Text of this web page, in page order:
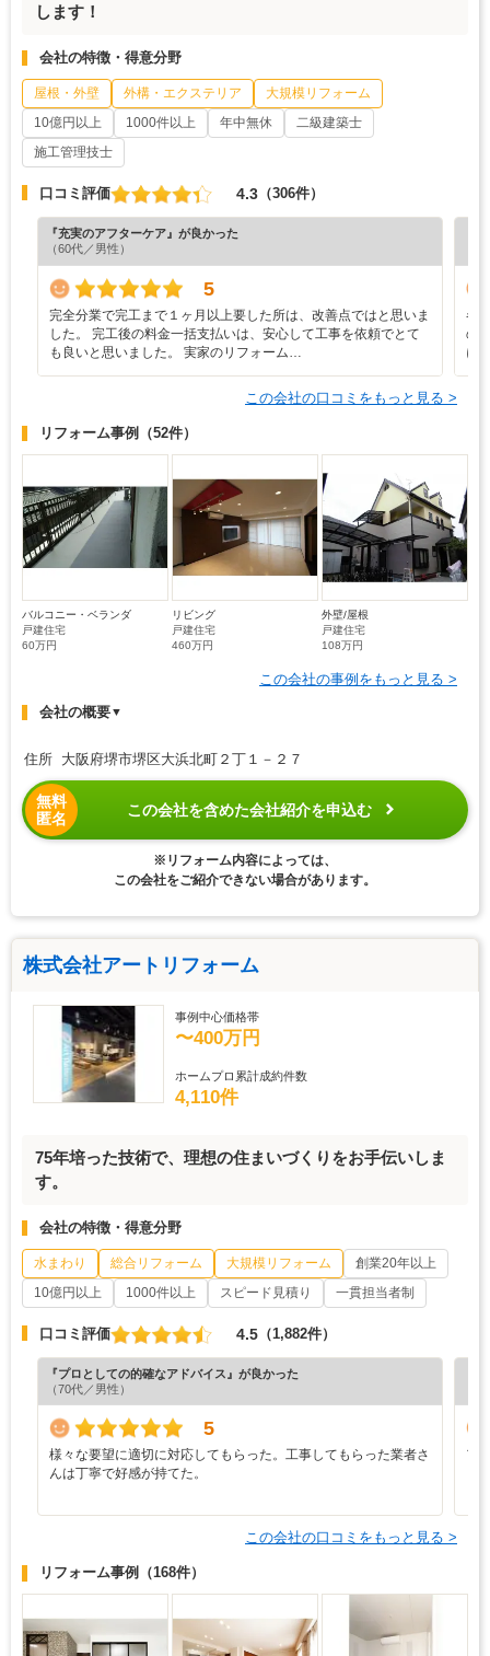
します！
会社の特徴・得意分野
屋根・外壁 外構・エクステリア
大規模リフォーム
10億円以上
1000件以上 年中無休
二級建築士
施工管理技士
口コミ評価 4.3 （306件）
『充実のアフターケア』が良かった
（60代／男性）
5
完全分業で完工まで１ヶ月以上要した所は、改善点ではと思いま
した。 完工後の料金一括支払いは、安心して工事を依頼でとて
も良いと思いました。 実家のリフォーム…
各
の
に
この会社の口コミをもっと見る >
リフォーム事例 （52件）
バルコニー・ベランダ
戸建住宅
60万円
リビング
戸建住宅
460万円
外壁/屋根
戸建住宅
108万円
この会社の事例をもっと見る >
会社の概要▼
住所 大阪府堺市堺区大浜北町２丁１－２７
無料
匿名
この会社を含めた会社紹介を申込む
※リフォーム内容によっては、
この会社をご紹介できない場合があります。
株式会社アートリフォーム
事例中心価格帯
〜400万円
ホームプロ累計成約件数
4,110件
75年培った技術で、理想の住まいづくりをお手伝いしま
す。
会社の特徴・得意分野
水まわり 総合リフォーム 大規模リフォーム
創業20年以上
10億円以上
1000件以上 スピード見積り 一貫担当者制
口コミ評価 4.5 （1,882件）
『プロとしての的確なアドバイス』が良かった
（70代／男性）
5
様々な要望に適切に対応してもらった。工事してもらった業者さ
んは丁寧で好感が持てた。
ア
この会社の口コミをもっと見る >
リフォーム事例 （168件）